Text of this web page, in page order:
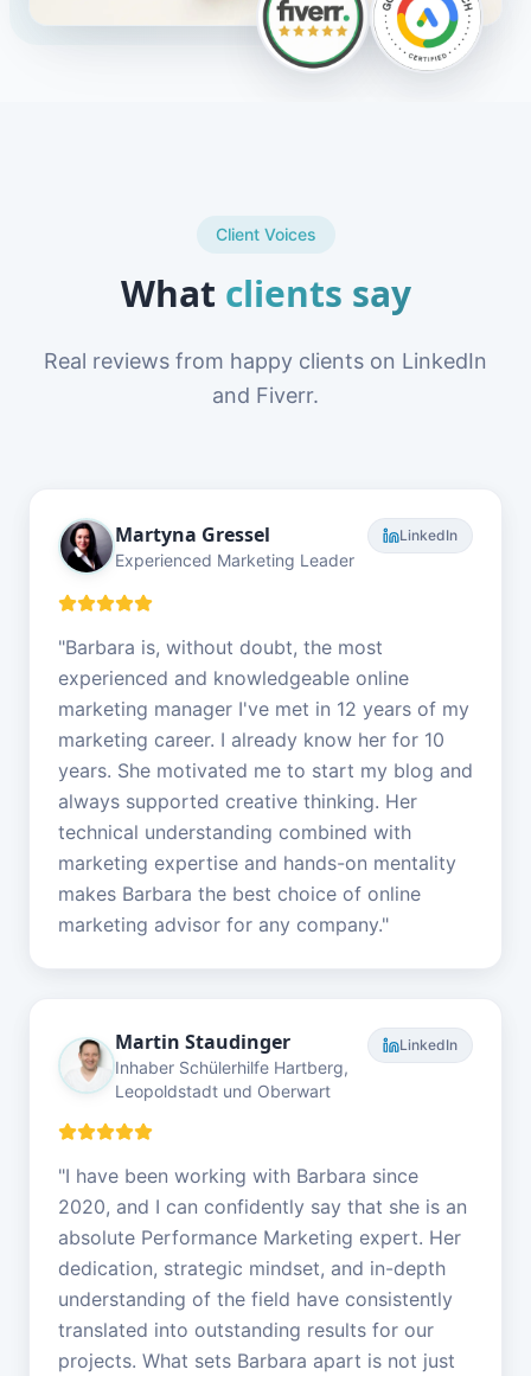
Client Voices
What clients say
Real reviews from happy clients on LinkedIn
and Fiverr.
Martyna Gressel
Experienced Marketing Leader
LinkedIn
"Barbara is, without doubt, the most
experienced and knowledgeable online
marketing manager I've met in 12 years of my
marketing career. I already know her for 10
years. She motivated me to start my blog and
always supported creative thinking. Her
technical understanding combined with
marketing expertise and hands-on mentality
makes Barbara the best choice of online
marketing advisor for any company."
Martin Staudinger
Inhaber Schülerhilfe Hartberg,
Leopoldstadt und Oberwart
LinkedIn
"I have been working with Barbara since
2020, and I can confidently say that she is an
absolute Performance Marketing expert. Her
dedication, strategic mindset, and in-depth
understanding of the field have consistently
translated into outstanding results for our
projects. What sets Barbara apart is not just